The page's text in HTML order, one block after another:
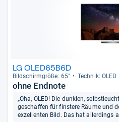
LG OLED65B6D
Bild­schirm­größe: 65" Tech­nik: OLED
ohne Endnote
„Oha, OLED! Die dunklen,
geschaffen für finstere Räume und
exzellenten Bild. Das hat allerdings